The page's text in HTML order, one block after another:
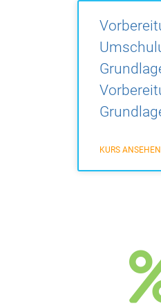
KURS ANSEHEN